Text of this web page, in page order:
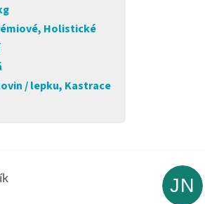
Holistické
/ lepku, Kastrace
je 4 z 5 hvězdiček. JN